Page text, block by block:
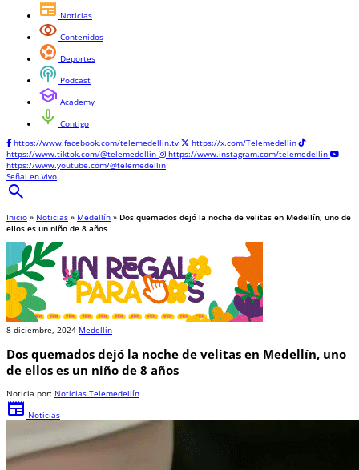
newspaper Noticias
visibility Contenidos
sports_and_outdoors Deportes
podcasts Podcast
school Academy
mic Contigo
https://www.facebook.com/telemedellin.tv
https://x.com/Telemedellin
https://www.tiktok.com/@telemedellin
https://www.instagram.com/telemedellin
https://www.youtube.com/@telemedellin
Señal en vivo
search
Inicio » Noticias » Medellín » Dos quemados dejó la noche de velitas en Medellín, uno de
ellos es un niño de 8 años
8 diciembre, 2024 Medellín
Dos quemados dejó la noche de velitas en Medellín, uno
de ellos es un niño de 8 años
Noticia por: Noticias Telemedellín
newspaper Noticias